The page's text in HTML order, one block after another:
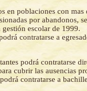
en poblaciones con mas
por abandonos,
escolar de 1999.
contratarse a
podrá contratarse
cubrir las ausencias
contratarse a